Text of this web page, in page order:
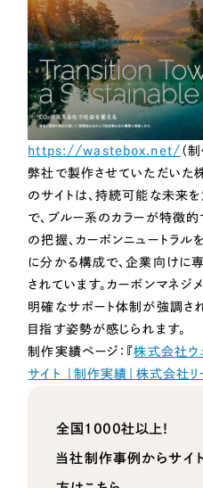
ブランドサイト制作
? よくある質問
リープ・プロジェクト
SEO対策によるアクセス獲得
ライン領域のマーケティング
採用DX支援
リープ・リクルーテ
リープ・キャリア ／
完全成功報酬型のスカウト型
カイゼンDX
日報ツールで案件ごとの営業
制作実績
アウトソーシング（
リープ・プロジェクト
「反響強化」を目的
リープ・リクルーテ
「採用強化」を目的
その他のサービス
https://wastebox.net/ （
弊社で製作させていただいた
のサイトは、持続可能な未来
で、ブルー系のカラーが特徴
の把握、カーボンニュートラ
に分かる構成で、企業向けに
されています。カーボンマネジ
明確なサポート体制が強調さ
目指す姿勢が感じられます。
制作実績ページ：『株式会社ウ
サイト ｜制作実績｜株式会社リ
全国1000社以上！
当社制作事例からサイ